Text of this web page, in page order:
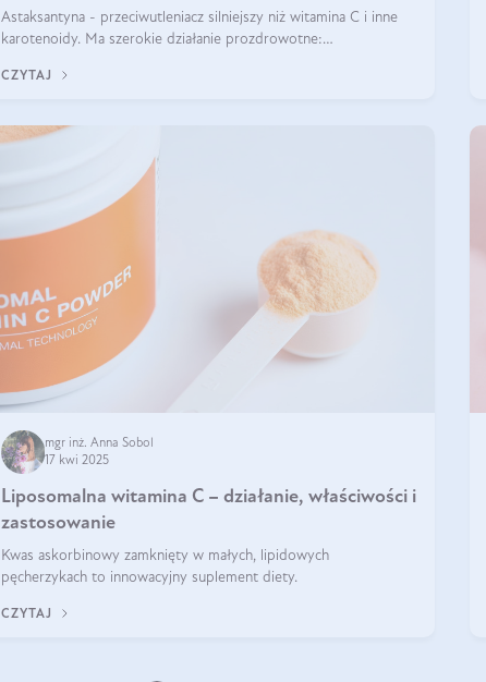
Astaksantyna - przeciwutleniacz silniejszy niż witamina C i inne
karotenoidy. Ma szerokie działanie prozdrowotne:
CZYTAJ
mgr inż. Anna Sobol
17 kwi 2025
Liposomalna witamina C – działanie, właściwości i
zastosowanie
Kwas askorbinowy zamknięty w małych, lipidowych
pęcherzykach to innowacyjny suplement diety.
CZYTAJ